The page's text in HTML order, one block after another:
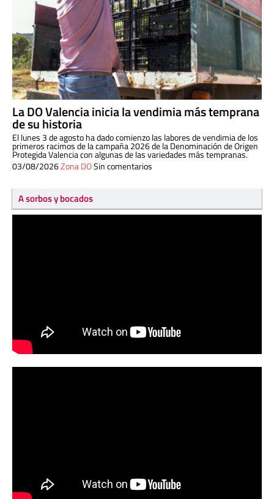
La DO Valencia inicia la vendimia más temprana
de su historia
El lunes 3 de agosto ha dado comienzo las labores de vendimia de los
primeros racimos de la campaña 2026 de la Denominación de Origen
Protegida Valencia con algunas de las variedades más tempranas.
03/08/2026Zona DOSin comentarios
A sorbos y bocados